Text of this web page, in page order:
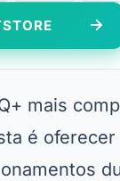
mais
é